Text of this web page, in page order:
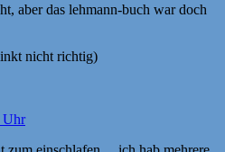
aber das lehmann-buch war doch
nicht richtig)
Uhr